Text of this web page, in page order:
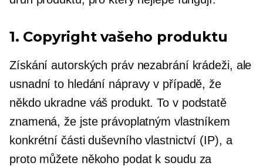
1. Copyright vašeho produktu
Získání autorských práv nezabrání krádeži, ale
usnadní to hledání nápravy v případě, že
někdo ukradne váš produkt. To v podstatě
znamená, že jste právoplatným vlastníkem
konkrétní části duševního vlastnictví (IP), a
proto můžete někoho podat k soudu za